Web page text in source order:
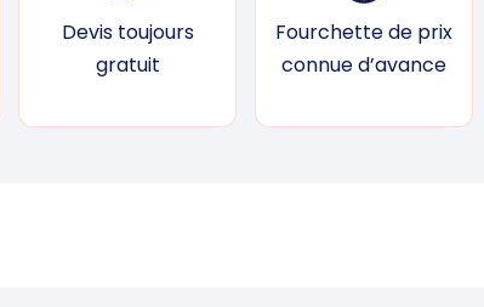
Devis toujours
gratuit
Fourchette de prix
connue d’avance